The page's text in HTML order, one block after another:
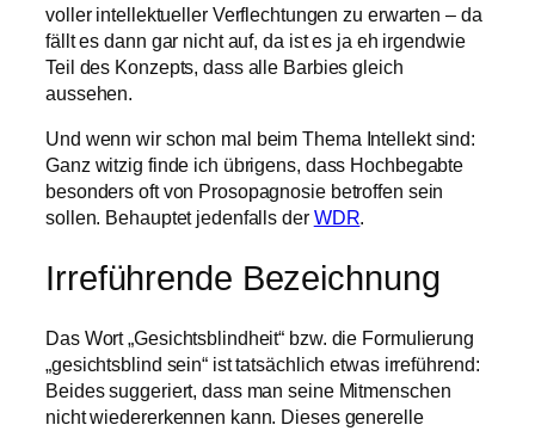
voller intellektueller Verflechtungen zu erwarten – da
fällt es dann gar nicht auf, da ist es ja eh irgendwie
Teil des Konzepts, dass alle Barbies gleich
aussehen.
Und wenn wir schon mal beim Thema Intellekt sind:
Ganz witzig finde ich übrigens, dass Hochbegabte
besonders oft von Prosopagnosie betroffen sein
sollen. Behauptet jedenfalls der WDR.
Irreführende Bezeichnung
Das Wort „Gesichtsblindheit“ bzw. die Formulierung
„gesichtsblind sein“ ist tatsächlich etwas irreführend:
Beides suggeriert, dass man seine Mitmenschen
nicht wiedererkennen kann. Dieses generelle